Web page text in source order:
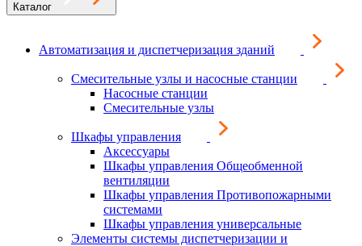
Каталог
Автоматизация и диспетчеризация зданий
Смесительные узлы и насосные станции
Насосные станции
Смесительные узлы
Шкафы управления
Аксессуары
Шкафы управления Общеобменной
вентиляции
Шкафы управления Противопожарными
системами
Шкафы управления универсальные
Элементы системы диспетчеризации и